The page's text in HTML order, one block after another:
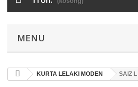
MENU
KURTA LELAKI MODEN SAIZ